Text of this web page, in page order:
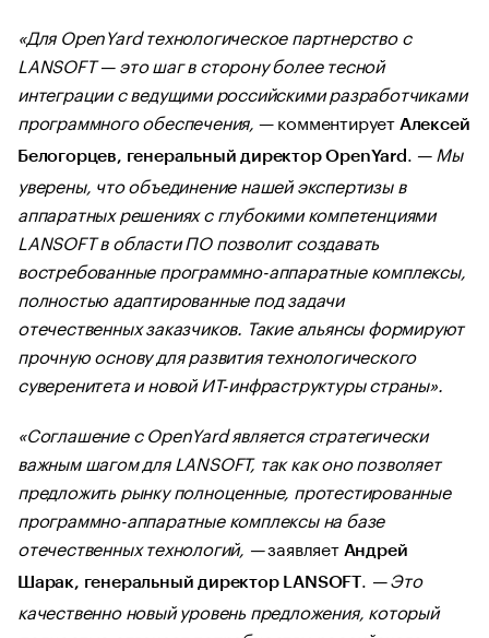
«Для OpenYard технологическое партнерство с
LANSOFT — это шаг в сторону более тесной
интеграции с ведущими российскими разработчиками
программного обеспечения, — комментирует Алексей
Белогорцев, генеральный директор OpenYard . — Мы
уверены, что объединение нашей экспертизы в
аппаратных решениях с глубокими компетенциями
LANSOFT в области ПО позволит создавать
востребованные программно-аппаратные комплексы,
полностью адаптированные под задачи
отечественных заказчиков. Такие альянсы формируют
прочную основу для развития технологического
суверенитета и новой ИТ-инфраструктуры страны».
«Соглашение с OpenYard является стратегически
важным шагом для LANSOFT, так как оно позволяет
предложить рынку полноценные, протестированные
программно-аппаратные комплексы на базе
отечественных технологий, —заявляет Андрей
Шарак, генеральный директор LANSOFT. — Это
качественно новый уровень предложения, который